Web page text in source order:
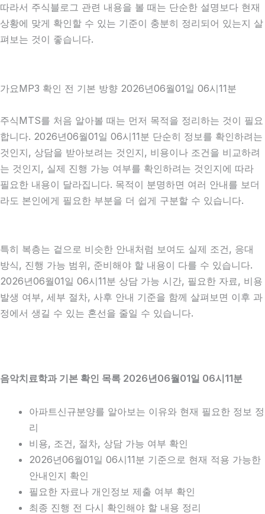
따라서 주식블로그 관련 내용을 볼 때는 단순한 설명보다 현재
상황에 맞게 확인할 수 있는 기준이 충분히 정리되어 있는지 살
펴보는 것이 좋습니다.
가요MP3 확인 전 기본 방향 2026년06월01일 06시11분
주식MTS를 처음 알아볼 때는 먼저 목적을 정리하는 것이 필요
합니다. 2026년06월01일 06시11분 단순히 정보를 확인하려는
것인지, 상담을 받아보려는 것인지, 비용이나 조건을 비교하려
는 것인지, 실제 진행 가능 여부를 확인하려는 것인지에 따라
필요한 내용이 달라집니다. 목적이 분명하면 여러 안내를 보더
라도 본인에게 필요한 부분을 더 쉽게 구분할 수 있습니다.
특히 복층는 겉으로 비슷한 안내처럼 보여도 실제 조건, 응대
방식, 진행 가능 범위, 준비해야 할 내용이 다를 수 있습니다.
2026년06월01일 06시11분 상담 가능 시간, 필요한 자료, 비용
발생 여부, 세부 절차, 사후 안내 기준을 함께 살펴보면 이후 과
정에서 생길 수 있는 혼선을 줄일 수 있습니다.
음악치료학과 기본 확인 목록 2026년06월01일 06시11분
아파트신규분양를 알아보는 이유와 현재 필요한 정보 정
리
비용, 조건, 절차, 상담 가능 여부 확인
2026년06월01일 06시11분 기준으로 현재 적용 가능한
안내인지 확인
필요한 자료나 개인정보 제출 여부 확인
최종 진행 전 다시 확인해야 할 내용 정리